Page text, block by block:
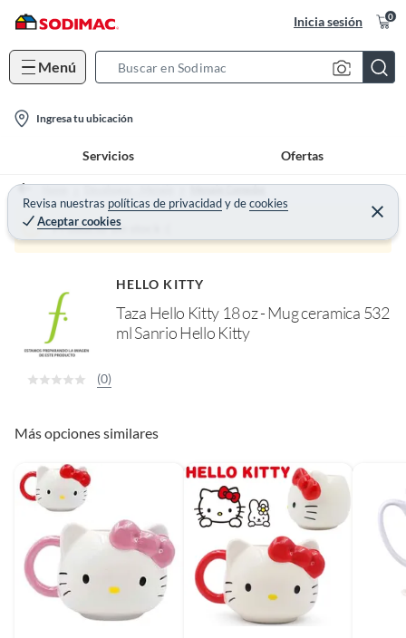
Inicia sesión 0
Menú
h
B
r
a
o
Ingresa tu ubicación
Servicios Ofertas
Revisa nuestras políticas de privacidadydecookies
Aceptar cookies
C
e
r
Home Decohogar - Menaje Menaje Comedor
Producto sin stock :(
HELLO KITTY
Taza Hello Kitty 18 oz - Mug ceramica 532
ml Sanrio Hello Kitty
(0)
Más opciones similares